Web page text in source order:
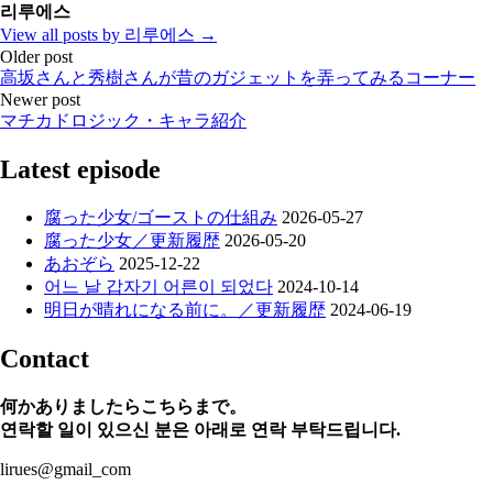
리루에스
View all posts by 리루에스 →
Post
navigation
Older post
高坂さんと秀樹さんが昔のガジェットを弄ってみるコーナー
Newer post
マチカドロジック・キャラ紹介
Latest episode
腐った少女/ゴーストの仕組み 2026-05-27
腐った少女／更新履歴 2026-05-20
あおぞら 2025-12-22
어느 날 갑자기 어른이 되었다 2024-10-14
明日が晴れになる前に。／更新履歴 2024-06-19
Contact
何かありましたらこちらまで。
연락할 일이 있으신 분은 아래로 연락 부탁드립니다.
lirues@gmail_com